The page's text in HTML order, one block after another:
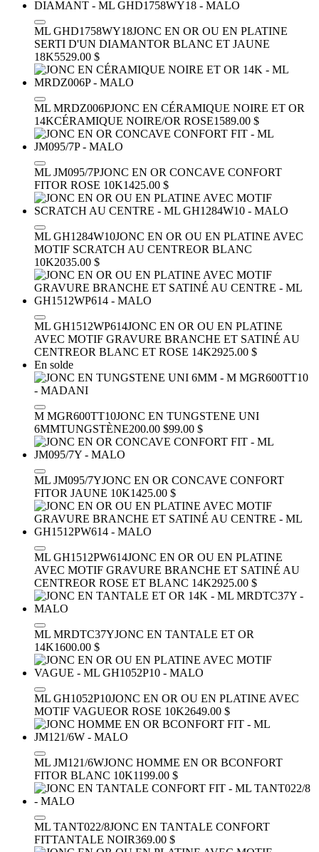
ML GHD1758WY18JONC EN OR OU EN PLATINE
SERTI D'UN DIAMANTOR BLANC ET JAUNE
18K5529.00 $
ML MRDZ006PJONC EN CÉRAMIQUE NOIRE ET OR
14KCÉRAMIQUE NOIRE/OR ROSE1589.00 $
ML JM095/7PJONC EN OR CONCAVE CONFORT
FITOR ROSE 10K1425.00 $
ML GH1284W10JONC EN OR OU EN PLATINE AVEC
MOTIF SCRATCH AU CENTREOR BLANC
10K2035.00 $
ML GH1512WP614JONC EN OR OU EN PLATINE
AVEC MOTIF GRAVURE BRANCHE ET SATINÉ AU
CENTREOR BLANC ET ROSE 14K2925.00 $
En solde
M MGR600TT10JONC EN TUNGSTENE UNI
6MMTUNGSTÈNE200.00 $99.00 $
ML JM095/7YJONC EN OR CONCAVE CONFORT
FITOR JAUNE 10K1425.00 $
ML GH1512PW614JONC EN OR OU EN PLATINE
AVEC MOTIF GRAVURE BRANCHE ET SATINÉ AU
CENTREOR ROSE ET BLANC 14K2925.00 $
ML MRDTC37YJONC EN TANTALE ET OR
14K1600.00 $
ML GH1052P10JONC EN OR OU EN PLATINE AVEC
MOTIF VAGUEOR ROSE 10K2649.00 $
ML JM121/6WJONC HOMME EN OR BCONFORT
FITOR BLANC 10K1199.00 $
ML TANT022/8JONC EN TANTALE CONFORT
FITTANTALE NOIR369.00 $